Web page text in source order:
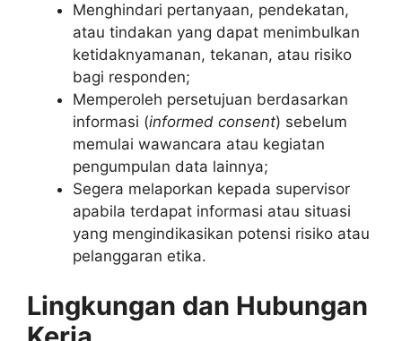
Menghindari pertanyaan, pendekatan,
atau tindakan yang dapat menimbulkan
ketidaknyamanan, tekanan, atau risiko
bagi responden;
Memperoleh persetujuan berdasarkan
informasi (informed consent) sebelum
memulai wawancara atau kegiatan
pengumpulan data lainnya;
Segera melaporkan kepada supervisor
apabila terdapat informasi atau situasi
yang mengindikasikan potensi risiko atau
pelanggaran etika.
Lingkungan dan Hubungan